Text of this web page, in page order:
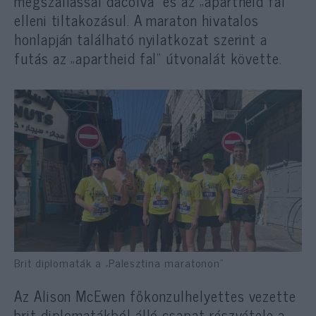
elleni tiltakozásul. A maraton hivatalos
honlapján található nyilatkozat szerint a
futás az „apartheid fal” útvonalát követte.
Brit diplomaták a „Palesztina maratonon”
Az Alison McEwen főkonzulhelyettes vezette